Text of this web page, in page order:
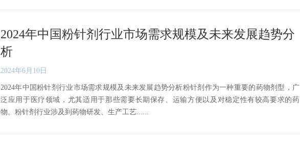
2024年中国粉针剂行业市场需求规模及未来发展趋势分
析
2024年6月10日
2024年中国粉针剂行业市场需求规模及未来发展趋势分析粉针剂作为一种重要的药物剂型，广
泛应用于医疗领域，尤其适用于那些需要长期保存、运输方便以及对稳定性有较高要求的药
物。粉针剂行业涉及到药物研发、生产工艺......